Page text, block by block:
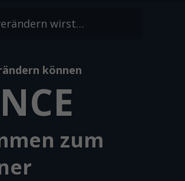
wirst…
können
zum